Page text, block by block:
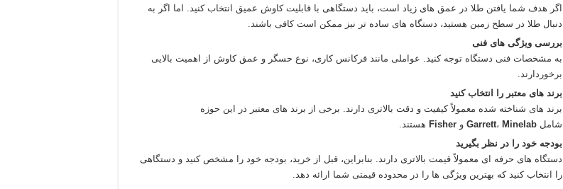
اگر هدف شما یافتن طلا در عمق‌ های زیاد است، باید دستگاهی با قابلیت کاوش عمیق انتخاب کنید. اما اگر به
دنبال طلا در سطح زمین هستید، دستگاه‌ های ساده‌ تر نیز ممکن است کافی باشند.
بررسی ویژگی‌ های فنی
به مشخصات فنی دستگاه توجه کنید. عواملی مانند فرکانس کاری، نوع حسگر و عمق کاوش از اهمیت بالایی
برخوردارند.
برند های معتبر را انتخاب کنید
برند های شناخته‌ شده معمولاً کیفیت و دقت بالاتری دارند. برخی از برند های معتبر در این حوزه
شامل
Garrett، Minelab و Fisher هستند.
بودجه خود را در نظر بگیرید
دستگاه‌ های حرفه‌ ای معمولاً قیمت بالاتری دارند. بنابراین، قبل از خرید، بودجه خود را مشخص کنید و دستگاهی
را انتخاب کنید که بهترین ویژگی‌ ها را در محدوده قیمتی شما ارائه دهد.